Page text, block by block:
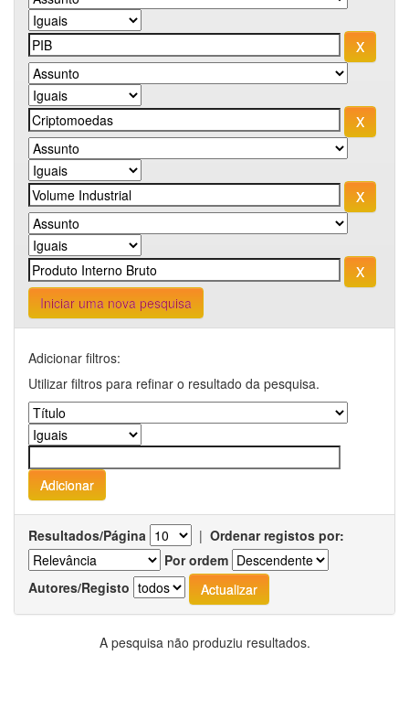
Iniciar uma nova pesquisa
Adicionar filtros:
Utilizar filtros para refinar o resultado da pesquisa.
Resultados/Página | Ordenar registos por:
Por ordem
Autores/Registo
A pesquisa não produziu resultados.